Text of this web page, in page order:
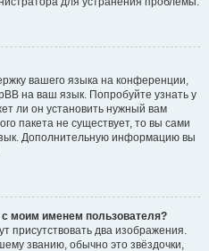
вашего языка на конференции,
на ваш язык. Попробуйте узнать у
ли он установить нужный вам
пакета не существует, то вы сами
Дополнительную информацию вы
моим именем пользователя?
присутствовать два изображения.
званию, обычно это звёздочки,